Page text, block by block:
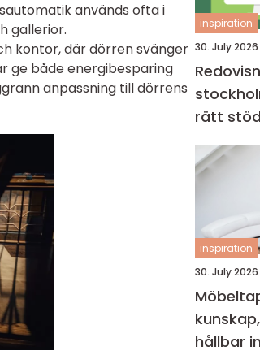
används ofta i
gallerior.
kontor, där dörren svänger
ge både energibesparing
anpassning till dörrens
inspiration
30. July 2026
stockholm så
rätt
ekonomi
inspiration
30. July 2026
hållbar